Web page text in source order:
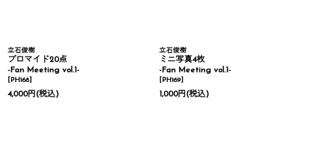
立石俊樹
ブロマイド20点
-Fan Meeting vol.1-
[PH168]
4,000円(税込)
立石俊樹
ミニ写真4枚
-Fan Meeting vol.1-
[PH169]
1,000円(税込)